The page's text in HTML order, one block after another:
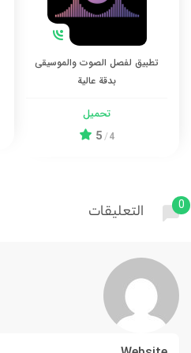
تطبيق لفصل الصوت والموسيقى
بدقة عالية
تحميل
4
/
5
0 التعليقات